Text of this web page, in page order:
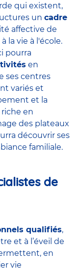
qui existent,
un cadre
affective de
la vie à l'école.
pourra
en
ses centres
variés et
et la
en
des plateaux
découvrir ses
familiale.
de
qualifiés,
et à l’éveil de
en
vie